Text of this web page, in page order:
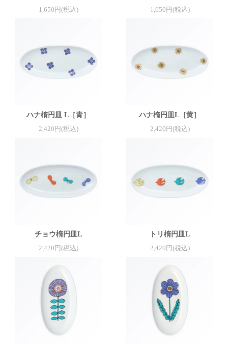
1,650円(税込) 1,650円(税込)
ハナ楕円皿 L［青］
2,420円(税込)
ハナ楕円皿L［黄］
2,420円(税込)
チョウ楕円皿L
2,420円(税込)
トリ楕円皿L
2,420円(税込)